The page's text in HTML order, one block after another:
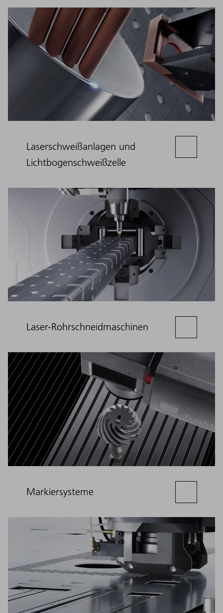
Laserschweißanlagen und
Lichtbogenschweißzelle
Laser-Rohrschneidmaschinen
Markiersysteme